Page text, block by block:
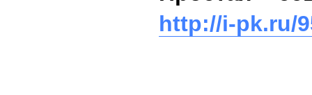
http://i-pk.ru/